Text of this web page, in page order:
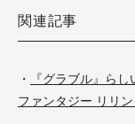
関連記事
・
『グラブル』ら
ファンタジー リリ